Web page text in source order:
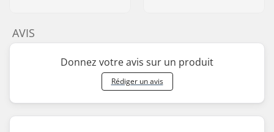
AVIS
Donnez votre avis sur un produit
Rédiger un avis